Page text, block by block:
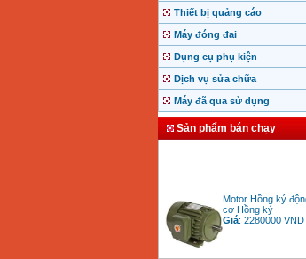
Thiết bị quảng cáo
Máy đóng đai
Dụng cụ phụ kiện
Dịch vụ sửa chữa
Máy đã qua sử dụng
Sản phẩm bán chạy
Motor Hồng ký động
cơ Hồng ký
Giá:2280000